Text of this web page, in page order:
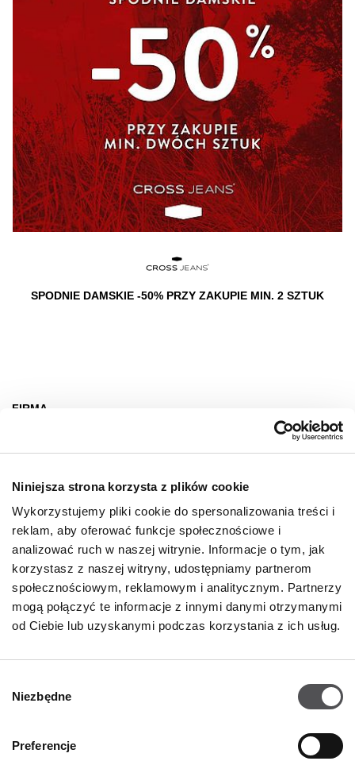
Niniejsza strona korzysta z plików cookie
Wykorzystujemy pliki cookie do spersonalizowania treści i
reklam, aby oferować funkcje społecznościowe i
analizować ruch w naszej witrynie. Informacje o tym, jak
korzystasz z naszej witryny, udostępniamy partnerom
społecznościowym, reklamowym i analitycznym. Partnerzy
mogą połączyć te informacje z innymi danymi otrzymanymi
od Ciebie lub uzyskanymi podczas korzystania z ich usług.
zgody
Niezbędne
Preferencje
SPODNIE DAMSKIE -50% PRZY ZAKUPIE MIN. 2 SZTUK
FIRMA
Wynajem
Kontakt
Oferty pracy
Polityka prywatności
GODZINY OTWARCIA
Informacje szczegółowe